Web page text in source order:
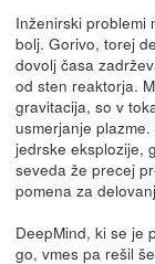
Inženirski problemi
bolj. Gorivo, torej
dovolj časa
od sten reaktorja.
gravitacija, so v
usmerjanje
jedrske eksplozije,
seveda že precej
pomena za
DeepMind, ki se je
go, vmes pa rešil